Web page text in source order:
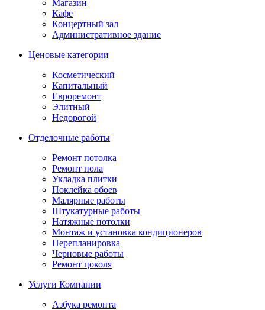
Магазин
Кафе
Концертный зал
Административное здание
Ценовые категории
Косметический
Капитальный
Евроремонт
Элитный
Недорогой
Отделочные работы
Ремонт потолка
Ремонт пола
Укладка плитки
Поклейка обоев
Малярные работы
Штукатурные работы
Натяжные потолки
Монтаж и установка кондиционеров
Перепланировка
Черновые работы
Ремонт цоколя
Услуги Компании
Азбука ремонта